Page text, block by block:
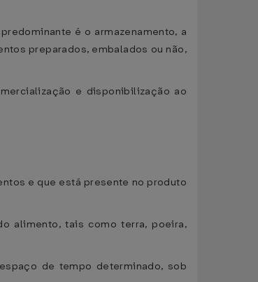
é o armazenamento, a
preparados, embalados ou não,
e disponibilização ao
e que está presente no produto
alimento, tais como terra, poeira,
de tempo determinado, sob